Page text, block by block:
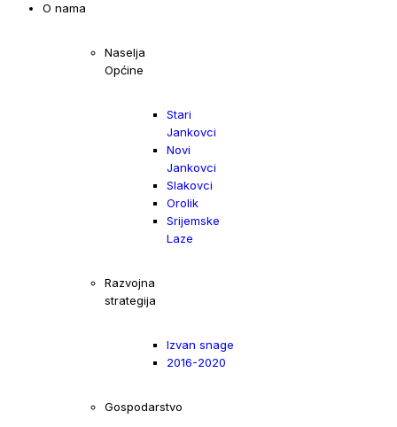
O nama
Naselja
Općine
Stari
Jankovci
Novi
Jankovci
Slakovci
Orolik
Srijemske
Laze
Razvojna
strategija
Izvan snage
2016-2020
Gospodarstvo